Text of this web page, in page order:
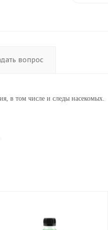
вопрос
в том числе и следы насекомых.